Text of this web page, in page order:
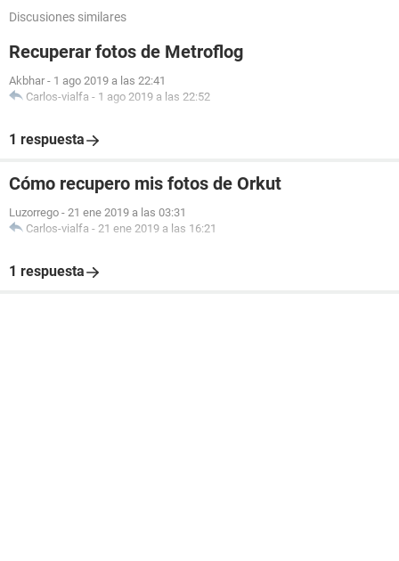
Discusiones similares
Recuperar fotos de Metroflog
Akbhar - 1 ago 2019 a las 22:41
Carlos-vialfa - 1 ago 2019 a las 22:52
1 respuesta
Cómo recupero mis fotos de Orkut
Luzorrego - 21 ene 2019 a las 03:31
Carlos-vialfa - 21 ene 2019 a las 16:21
1 respuesta